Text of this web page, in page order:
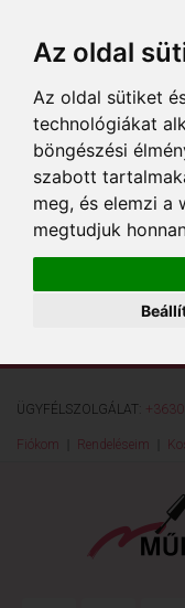
Az oldal
Az oldal sütiket
technológiákat
böngészési
szabott
meg, és elemzi a
megtudjuk
ÜGYFÉLSZOLGÁLAT:
Fiókom Rendeléseim